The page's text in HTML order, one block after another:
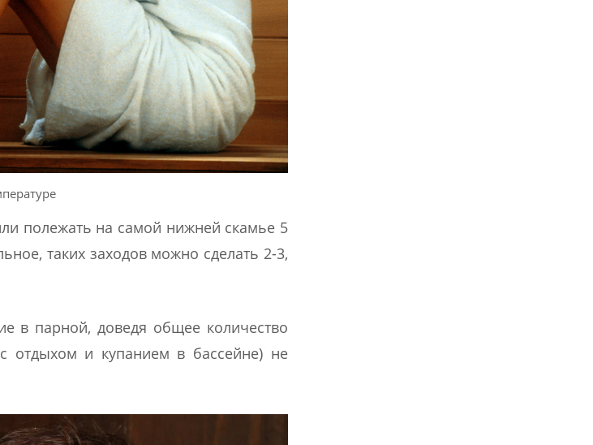
полежать на самой нижней скамье 5
таких заходов можно сделать 2-3,
в парной, доведя общее количество
отдыхом и купанием в бассейне) не